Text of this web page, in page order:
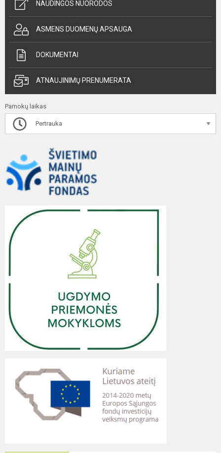
NAUDINGOS NUORODOS
ASMENS DUOMENŲ APSAUGA
DOKUMENTAI
ATNAUJINIMŲ PRENUMERATA
Pamokų laikas
Pertrauka